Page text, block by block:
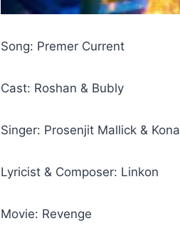
Song: Premer Current
Cast: Roshan & Bubly
Singer: Prosenjit Mallick & Kona
Lyricist & Composer: Linkon
Movie: Revenge